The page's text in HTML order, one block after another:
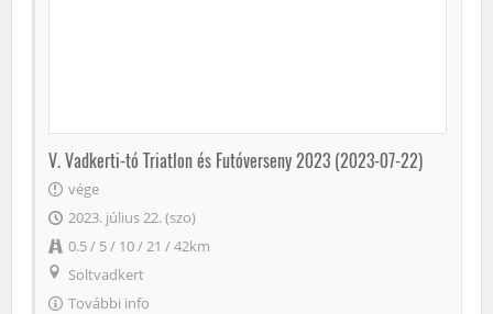
V. Vadkerti-tó Triatlon és Futóverseny 2023 (2023-07-22)
vége
2023. július 22. (szo)
0.5 / 5 / 10 / 21 / 42km
Soltvadkert
További info